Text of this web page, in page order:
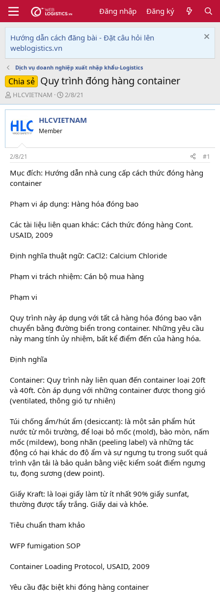
Đăng nhập Đăng ký
Hướng dẫn cách đăng bài - Đặt câu hỏi lên
weblogistics.vn
Dịch vụ doanh nghiệp xuất nhập khẩu-Logistics
Chia sẻ Quy trình đóng hàng container
T
h
r
e
a
s
t
a
r
t
r
HLCVIETNAM
N
g
à
y
i
2/8/21
HLCVIETNAM
Member
2/8/21 #1
Mục đích: Hướng dẫn nhà cung cấp cách thức đóng hàng
container
Phạm vi áp dụng: Hàng hóa đóng bao
Các tài liệu liên quan khác: Cách thức đóng hàng Cont.
USAID, 2009
Định nghĩa thuật ngữ: CaCl2: Calcium Chloride
Phạm vi trách nhiệm: Cán bộ mua hàng
Phạm vi
Quy trình này áp dụng với tất cả hàng hóa đóng bao vận
chuyển bằng đường biển trong container. Những yêu cầu
này mang tính ủy nhiệm, bất kể điểm đến của hàng hóa.
Định nghĩa
Container: Quy trình này liên quan đến container loại 20ft
và 40ft. Còn áp dụng với những container được thong gió
(ventilated, thông gió tự nhiên)
Túi chống ẩm/hút ẩm (desiccant): là một sản phẩm hút
nước từ môi trường, để loại bỏ mốc (mold), bào mòn, nấm
mốc (mildew), bong nhãn (peeling label) và những tác
động có hại khác do độ ẩm và sự ngưng tụ trong suốt quá
trình vận tải là bảo quản bằng việc kiểm soát điểm ngưng
tụ, đọng sương (dew point).
Giấy Kraft: là loại giấy làm từ ít nhất 90% giấy sunfat,
thường được tẩy trắng. Giấy dai và khỏe.
Tiêu chuẩn tham khảo
WFP fumigation SOP
Container Loading Protocol, USAID, 2009
Yêu cầu đặc biệt khi đóng hàng container